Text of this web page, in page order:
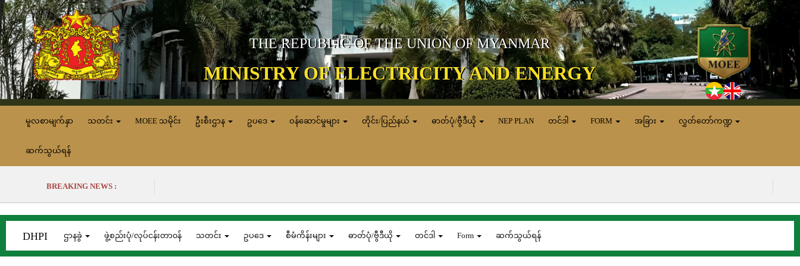
THE REPUBLIC OF THE UNION OF MYANMAR
MINISTRY OF ELECTRICITY AND ENERGY
မူလစာမျက်နှာ သတင်း MOEE သမိုင်း ဦးစီးဌာန ဥပဒေ ဝန်ဆောင်မှုများ တိုင်း/ပြည်နယ် ဓာတ်ပုံ/ဗွီဒီယို NEP PLAN တင်ဒါ FORM အခြား လွှတ်တော်ကဏ္ဍ
ဆက်သွယ်ရန်
BREAKING NEWS :
DHPI ဌာနခွဲ ဖွဲ့စည်းပုံ/လုပ်ငန်းတာ၀န် သတင်း ဥပဒေ စီမံကိန်းများ ဓာတ်ပုံ/ဗွီဒီယို တင်ဒါ Form ဆက်သွယ်ရန်